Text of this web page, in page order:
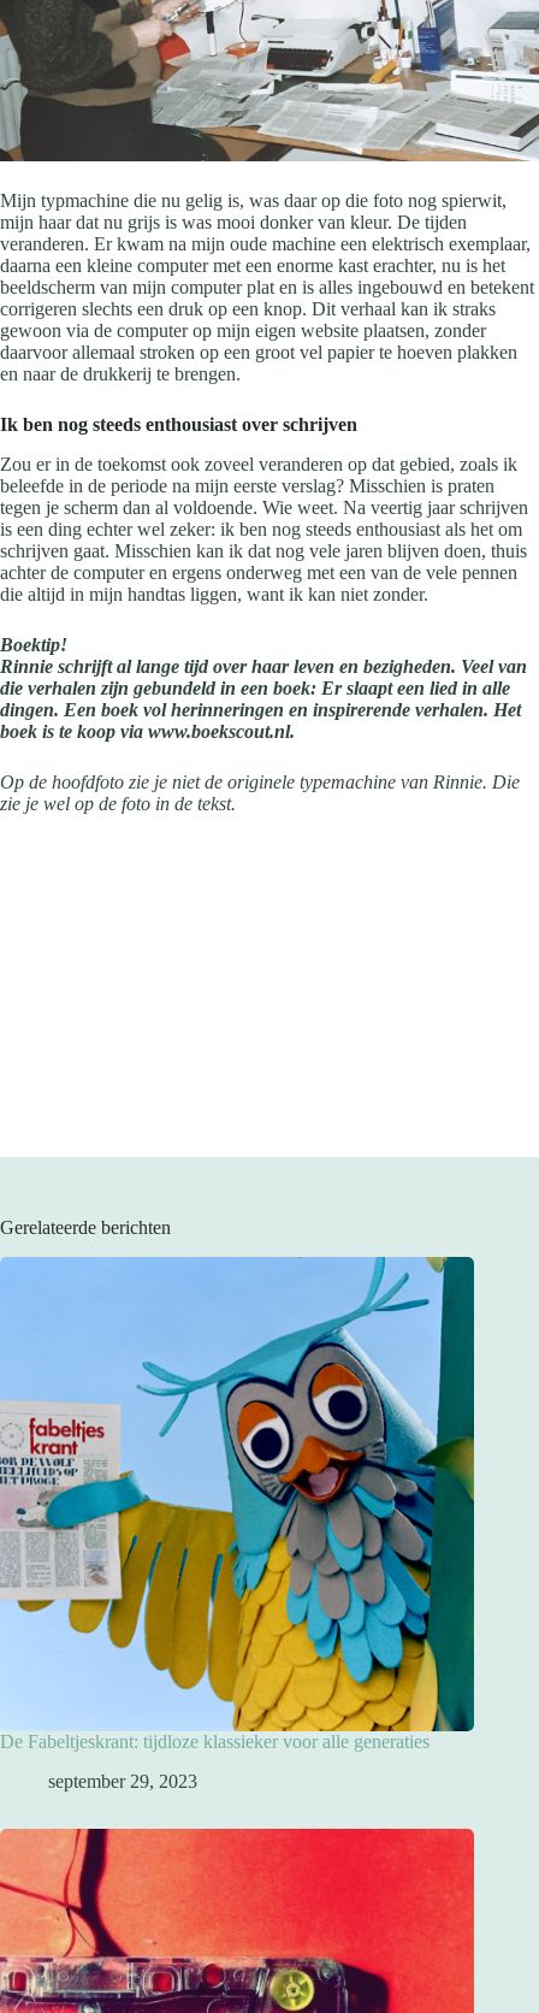
Mijn typmachine die nu gelig is, was daar op die foto nog spierwit,
mijn haar dat nu grijs is was mooi donker van kleur. De tijden
veranderen. Er kwam na mijn oude machine een elektrisch exemplaar,
daarna een kleine computer met een enorme kast erachter, nu is het
beeldscherm van mijn computer plat en is alles ingebouwd en betekent
corrigeren slechts een druk op een knop. Dit verhaal kan ik straks
gewoon via de computer op mijn eigen website plaatsen, zonder
daarvoor allemaal stroken op een groot vel papier te hoeven plakken
en naar de drukkerij te brengen.
Ik ben nog steeds enthousiast over schrijven
Zou er in de toekomst ook zoveel veranderen op dat gebied, zoals ik
beleefde in de periode na mijn eerste verslag? Misschien is praten
tegen je scherm dan al voldoende. Wie weet. Na veertig jaar schrijven
is een ding echter wel zeker: ik ben nog steeds enthousiast als het om
schrijven gaat. Misschien kan ik dat nog vele jaren blijven doen, thuis
achter de computer en ergens onderweg met een van de vele pennen
die altijd in mijn handtas liggen, want ik kan niet zonder.
Boektip!
Rinnie schrijft al lange tijd over haar leven en bezigheden. Veel van
die verhalen zijn gebundeld in een boek: Er slaapt een lied in alle
dingen. Een boek vol herinneringen en inspirerende verhalen. Het
boek is te koop via www.boekscout.nl.
Op de hoofdfoto zie je niet de originele typemachine van Rinnie. Die
zie je wel op de foto in de tekst.
Gerelateerde berichten
De Fabeltjeskrant: tijdloze klassieker voor alle generaties
september 29, 2023